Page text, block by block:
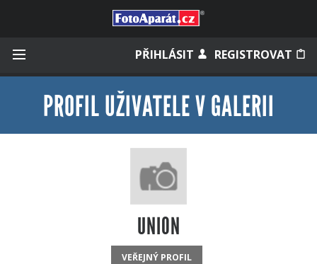
PŘIHLÁSIT REGISTROVAT
Zapomněli jste heslo?
Měli jste účet na starém webu?
PROFIL UŽIVATELE V GALERII
UNION
VEŘEJNÝ PROFIL